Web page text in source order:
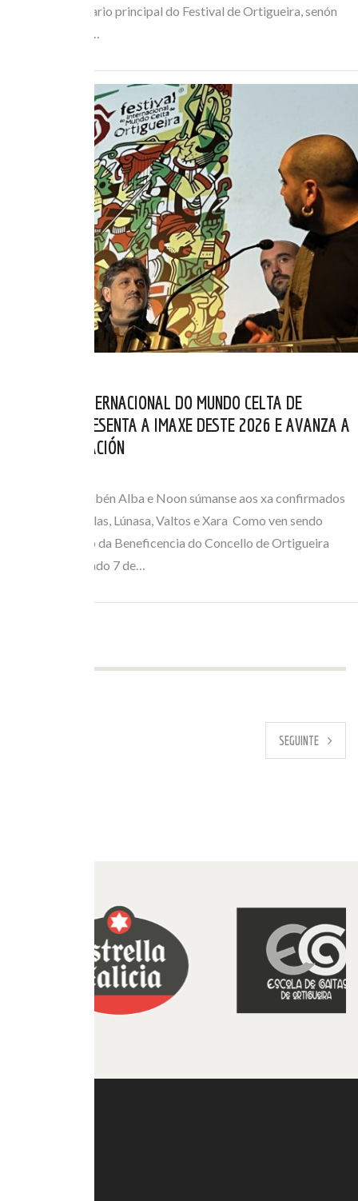
actuará no escenario principal do Festival de Ortigueira, senón
que tamén terá a…
O FESTIVAL INTERNACIONAL DO MUNDO CELTA DE
ORTIGUEIRA PRESENTA A IMAXE DESTE 2026 E AVANZA A
SÚA PROGRAMACIÓN
Anxo Lorenzo, Rubén Alba e Noon súmanse aos xa confirmados
Yves Lambert, Solas, Lúnasa, Valtos e Xara Como ven sendo
habitual, o Teatro da Beneficencia do Concello de Ortigueira
acolleu, este sábado 7 de…
SEGUINTE